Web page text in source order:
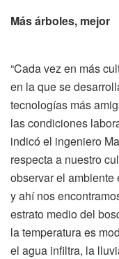
Más árboles, mejor
“Cada vez en más
en la que se
tecnologías más
las condiciones
indicó el ingeniero
respecta a nuestro
observar el ambiente
y ahí nos
estrato medio del
la temperatura es
el agua infiltra, la